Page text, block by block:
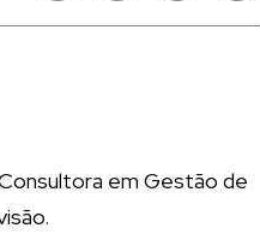
em Gestão de